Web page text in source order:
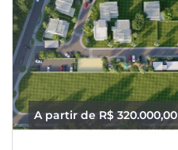
A partir de R$ 320.000,00